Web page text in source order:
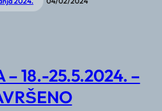
– 18.-25.5.2024. –